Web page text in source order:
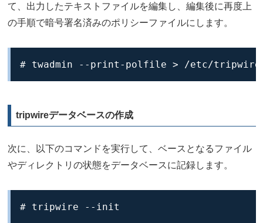
て、出力したテキストファイルを編集し、編集後に再度上
の手順で暗号署名済みのポリシーファイルにします。
# twadmin --print-polfile > /etc/
tripwireデータベースの作成
次に、以下のコマンドを実行して、ベースとなるファイル
やディレクトリの状態をデータベースに記録します。
# tripwire --init